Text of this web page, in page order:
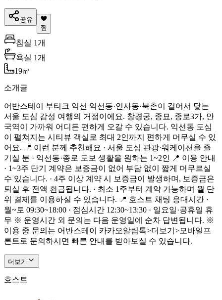
공유
찜
침실 1개
욕실 1개
19㎡
소개글
어반스테이 부티크 익선 익선동·인사동·북촌이 걸어서 닿는
서울 도심 감성 여행의 거점이에요. 창경궁, 종묘, 종로3가, 안
국역이 가까워 어디든 편하게 오갈 수 있습니다. 익선동 도심
이 펼쳐지는 시티뷰 객실로 최대 2인까지 편하게 머무실 수 있
어요. 📍 이런 분께 추천해요 · 서울 도심 관광·워케이션을 즐
기실 분 · 익선동·종로 도보 생활을 원하는 1~2인 📍 이용 안내
· 1~3주 단기 계약은 보증금이 없어 부담 없이 짧게 머무르실
수 있습니다. · 4주 이상 계약 시 보증금이 발생하며, 보증금은
퇴실 후 전액 환급됩니다. · 최소 1주부터 계약 가능하며 월 단
위 결제를 이용하실 수 있습니다. 📍 호스트 채팅 응대시간 ·
월~토 09:30~18:00 · 점심시간 12:30~13:30 · 일요일·공휴일 휴
무 ※ 운영시간 외 문의는 다음 운영일에 순차 답변됩니다. ※
이용 중 문의는 어반스테이 카카오알림톡>더보기>모바일프
론트로 문의하시면 빠른 안내를 받아보실 수 있습니다.
더보기
호스트